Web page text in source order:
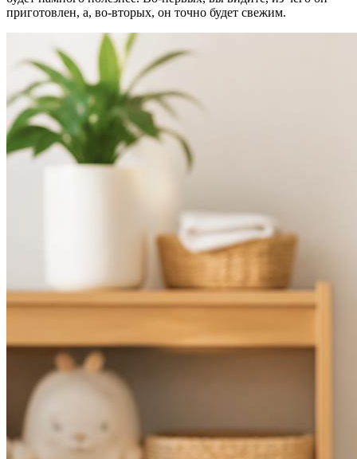
приготовлен, а, во-вторых, он точно будет свежим.